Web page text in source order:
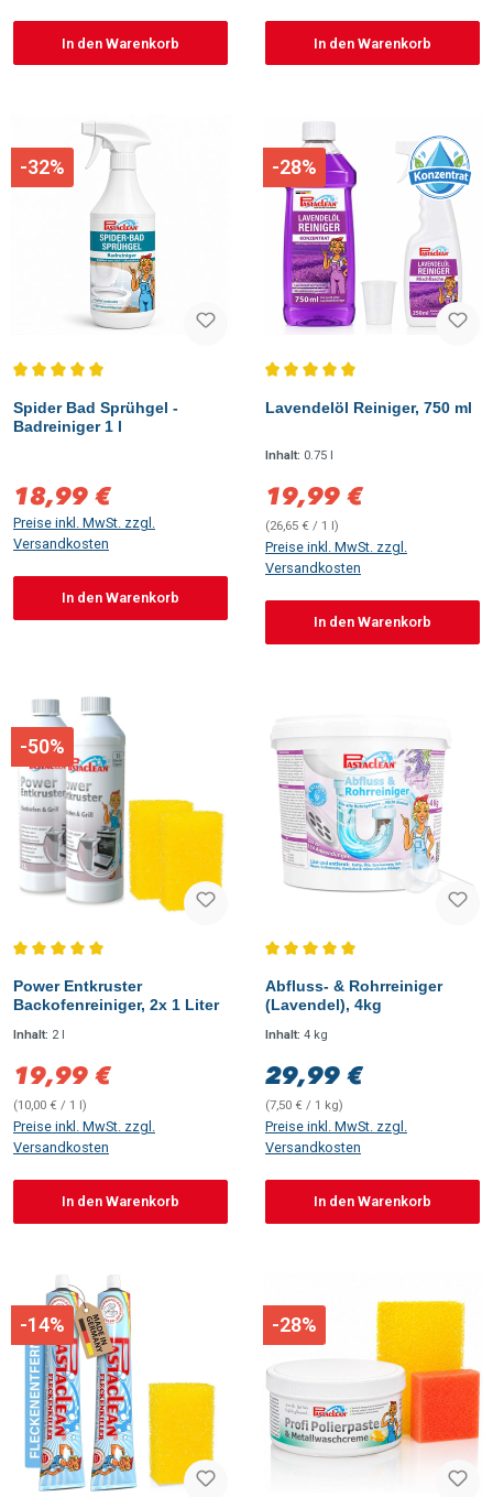
In den Warenkorb In den Warenkorb
-32%
Spider Bad Sprühgel -
Badreiniger 1 l
Verkaufspreis:
18,99 €
Preise inkl. MwSt. zzgl.
Versandkosten
In den Warenkorb
-28%
Lavendelöl Reiniger, 750 ml
Inhalt: 0.75 l
Verkaufspreis:
19,99 €
(26,65 € / 1 l)
Preise inkl. MwSt. zzgl.
Versandkosten
In den Warenkorb
-50%
Power Entkruster
Backofenreiniger, 2x 1 Liter
Inhalt: 2 l
Verkaufspreis:
19,99 €
(10,00 € / 1 l)
Preise inkl. MwSt. zzgl.
Versandkosten
In den Warenkorb
Abfluss- & Rohrreiniger
(Lavendel), 4kg
Inhalt: 4 kg
Regulärer Preis:
29,99 €
(7,50 € / 1 kg)
Preise inkl. MwSt. zzgl.
Versandkosten
In den Warenkorb
-14% -28%